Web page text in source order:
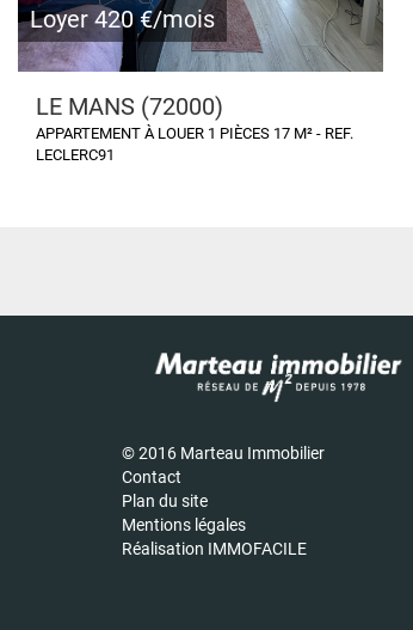
Loyer 420 €/mois
LE MANS (72000)
APPARTEMENT À LOUER 1 PIÈCES 17 M² - REF.
LECLERC91
© 2016 Marteau Immobilier
Contact
Plan du site
Mentions légales
Réalisation IMMOFACILE